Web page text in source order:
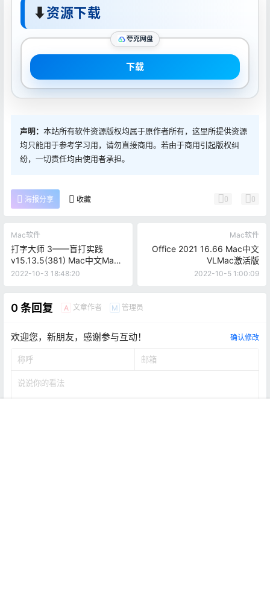
⬇资源下载
夸克网盘
下载
声明： 本站所有软件资源版权均属于原作者所有，这里所提供资源
均只能用于参考学习用，请勿直接商用。若由于商用引起版权纠
纷，一切责任均由使用者承担。
海报分享 收藏 0 0
Mac软件
打字大师 3——盲打实践
v15.13.5(381) Mac中文Mac
激活版
2022-10-3 18:48:20
Mac软件
Office 2021 16.66 Mac中文
VLMac激活版
2022-10-5 1:00:09
0 条回复 A 文章作者 M 管理员
欢迎您，新朋友，感谢参与互动！ 确认修改